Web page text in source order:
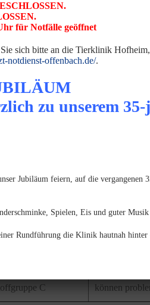
ist bislang nachgewiesen bei:
und Border Collie (30%) Shetland
Schäferhund, Longhaired
bei anderen Hunderassen wie
Arzneimittel sind
aus verschiedenen
A
dürfen bei
C können
für Notfälle geöffnet
sich bitte an die Tierklinik
notdienst-offenbach.de/.
zu unserem
Jubiläum feiern, auf die vergangenen
Spielen, Eis und guter
Rundführung die Klinik hautnah hinter